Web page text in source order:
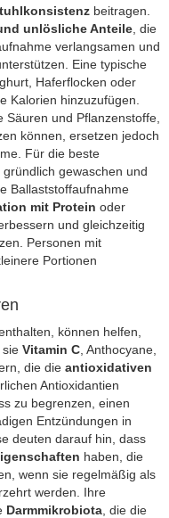
beitragen.
unlösliche Anteile , die
verlangsamen und
Eine typische
Haferflocken oder
Kalorien hinzuzufügen.
und Pflanzenstoffe,
können, ersetzen jedoch
Für die beste
gewaschen und
Ballaststoffaufnahme
mit Protein oder
und gleichzeitig
Personen mit
Portionen
können helfen,
sie Vitamin C , Anthocyane,
die die antioxidativen
Antioxidantien
zu begrenzen, einen
Entzündungen in
deuten darauf hin, dass
haben, die
wenn sie regelmäßig als
werden. Ihre
Darmmikrobiota , die die